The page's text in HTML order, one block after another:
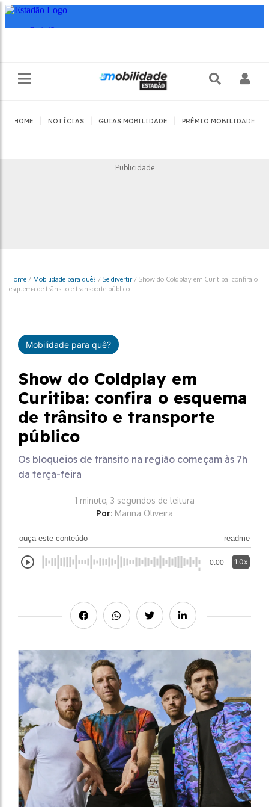
HOME NOTÍCIAS GUIAS MOBILIDADE PRÊMIO MOBILIDADE
Publicidade
Home / Mobilidade para quê? / Se divertir/ Show do Coldplay em Curitiba: confira o
esquema de trânsito e transporte público
Mobilidade para quê?
Show do Coldplay em
Curitiba: confira o esquema
de trânsito e transporte
público
Os bloqueios de trânsito na região começam às 7h
da terça-feira
1 minuto, 3 segundos de leitura
Por: Marina Oliveira
ouça este conteúdo readme
0:00 1.0x